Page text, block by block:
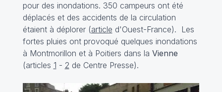
pour des inondations. 350 campeurs ont été
déplacés et des accidents de la circulation
étaient à déplorer (article d'Ouest-France). Les
fortes pluies ont provoqué quelques inondations
à Montmorillon et à Poitiers dans la Vienne
(articles 1 - 2 de Centre Presse).